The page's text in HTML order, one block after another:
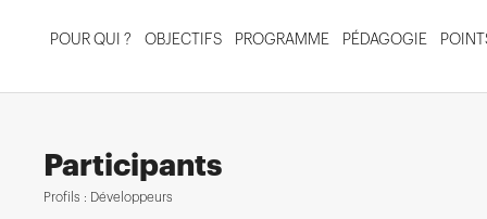
POUR QUI ? OBJECTIFS PROGRAMME PÉDAGOGIE
Participants
Profils : Développeurs